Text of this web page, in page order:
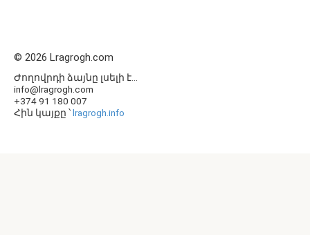
© 2026 Lragrogh.com
Ժողովրդի ձայնը լսելի է...
info@lragrogh.com
+374 91 180 007
Հին կայքը ՝lragrogh.info